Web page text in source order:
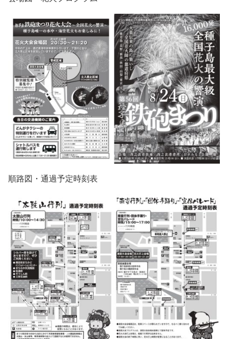
順路図・通過予定時刻表